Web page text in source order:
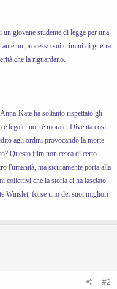
giovane studente di legge per una
un processo sui crimini di guerra
che la riguardano.
Kate ha soltanto rispettato gli
legale, non è morale. Diventa così
agli ordini provocando la morte
Questo film non cerca di certo
l'umanità, ma sicuramente porta alla
collettivi che la storia ci ha lasciato.
Winslet, forse uno dei suoi migliori
#2